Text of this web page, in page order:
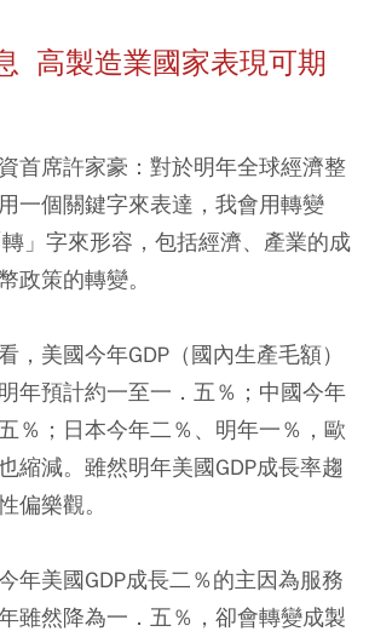
高製造業國家表現可期
首席許家豪：對於明年全球經濟整
一個關鍵字來表達，我會用轉變
轉」字來形容，包括經濟、產業的成
政策的轉變。
，美國今年GDP（國內生產毛額）
年預計約一至一．五％；中國今年
％；日本今年二％、明年一％，歐
縮減。雖然明年美國GDP成長率趨
偏樂觀。
年美國GDP成長二％的主因為服務
雖然降為一．五％，卻會轉變成製